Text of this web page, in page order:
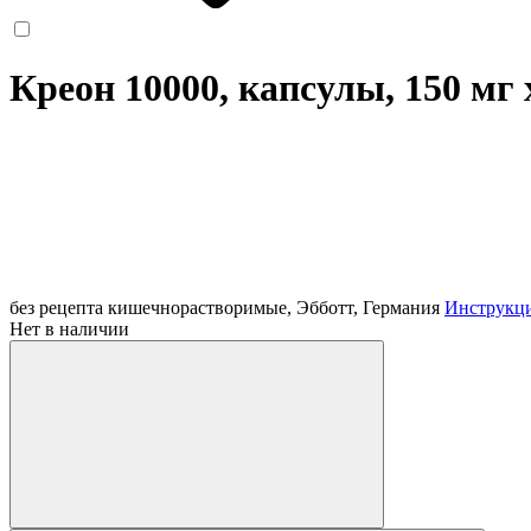
Креон 10000, капсулы, 150 мг
без рецепта кишечнорастворимые, Эбботт, Германия
Нет в наличии